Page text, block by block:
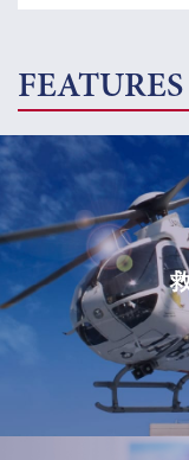
FEATURES